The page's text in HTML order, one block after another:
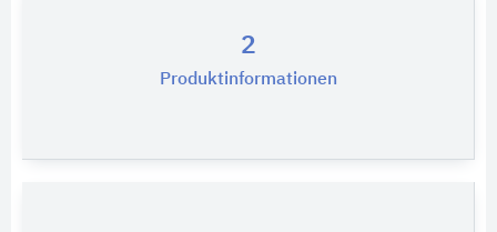
2
Produktinformationen